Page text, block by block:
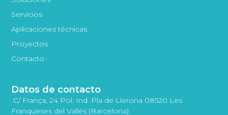
Servicios
Aplicaciones técnicas
Proyectos
Contacto
Datos de contacto
C/ França, 24 Pol. Ind. Pla de Llerona 08520 Les
Franqueses del Vallès (Barcelona)